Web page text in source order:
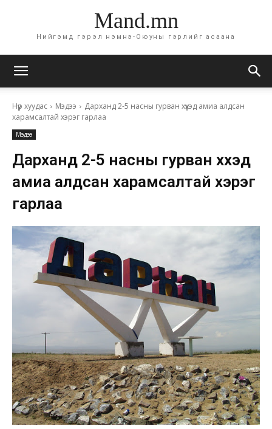
Mand.mn
Нийгэмд гэрэл нэмнэ-Оюуны гэрлийг асаана
Нүүр хуудас Мэдээ
Дарханд 2-5 насны гурван хүүхэд амиа алдсан
харамсалтай хэрэг гарлаа
Мэдээ
Дарханд 2-5 насны гурван хүүхэд
амиа алдсан харамсалтай хэрэг
гарлаа